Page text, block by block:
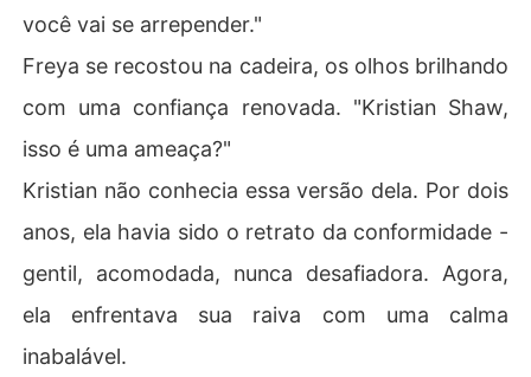
você vai se arrepender."
Freya se recostou na cadeira, os olhos brilhando
com uma confiança renovada. "Kristian Shaw,
isso é uma ameaça?"
Kristian não conhecia essa versão dela. Por dois
anos, ela havia sido o retrato da conformidade -
gentil, acomodada, nunca desafiadora. Agora,
ela enfrentava sua raiva com uma calma
inabalável.